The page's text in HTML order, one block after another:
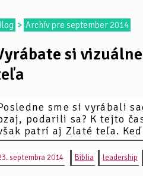
> Archív pre september 2014
si
sme si vyrábali
podarili sa? K tejto
patrí aj Zlaté teľa.
septembra 2014 Biblia leadership